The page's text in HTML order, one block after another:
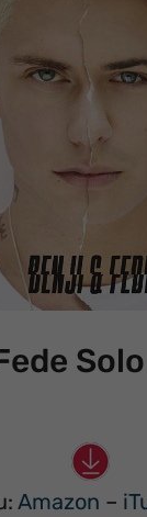
Amazon –